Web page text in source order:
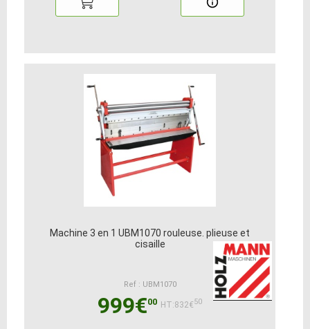
Machine 3 en 1 UBM1070 rouleuse. plieuse et
cisaille
Ref : UBM1070
999€00 HT:832€50